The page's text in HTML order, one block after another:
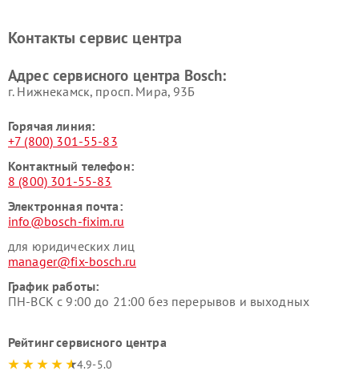
Ремонт сушильных автоматовРемонт морозильных камер
Контакты сервис центра
Адрес сервисного центра Bosch:
г. Нижнекамск, просп. Мира, 93Б
Горячая линия:
+7 (800) 301-55-83
Контактный телефон:
8 (800) 301-55-83
Электронная почта:
info@bosch-fixim.ru
для юридических лиц
manager@fix-bosch.ru
График работы:
ПН-ВСК с 9:00 до 21:00 без перерывов и выходных
Рейтинг сервисного центра
4.9-5.0